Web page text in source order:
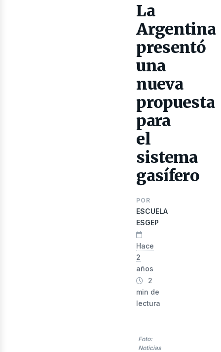
La
Argentina
presentó
una
nueva
propuesta
para
el
sistema
gasífero
POR
ESCUELA
ESGEP
Hace
2
años
2
min de
lectura
Foto:
Noticias